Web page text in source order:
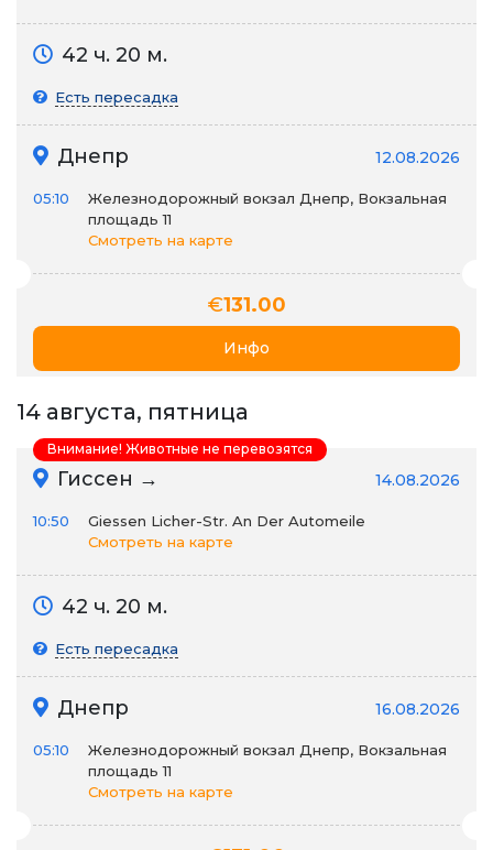
42 ч. 20 м.
Есть пересадка
Днепр 12.08.2026
05:10
Железнодорожный вокзал Днепр, Вокзальная
площадь 11
Смотреть на карте
€131.00
Инфо
14 августа, пятница
Гиссен → 14.08.2026
10:50
Giessen Licher-Str. An Der Automeile
Смотреть на карте
42 ч. 20 м.
Есть пересадка
Днепр 16.08.2026
05:10
Железнодорожный вокзал Днепр, Вокзальная
площадь 11
Смотреть на карте
Внимание! Животные не перевозятся